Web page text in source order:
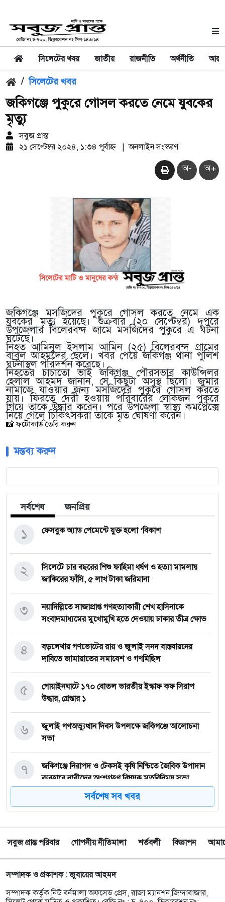
সিলেটের খবর জাতীয় রাজনীতি অর্থনীতি
/ সিলেটের খবর
জকিগঞ্জে পুকুরে গোসল করতে নেমে যুবকের
মৃত্যু
সবুজ প্রান্ত
২১ সেপ্টেম্বর ২০২৪, ১:৩৪ পূর্বাহ্ন
অনলাইন সংস্করণ
অ- অ+
জকিগঞ্জে মসজিদের পুকুরে গোসল করতে নেমে এক
যুবকের মৃত্যু হয়েছে। শুক্রবার (২০ সেপ্টেম্বর) দুপুরে
উপজেলার বিলেরবন্দ জামে মসজিদের পুকুরে এ ঘটনা
ঘটেছে।
নিহত আমিনুল ইসলাম আমিন (২৫) বিলেরবন্দ গ্রামের
বাবুল আহমদের ছেলে। খবর পেয়ে জকিগঞ্জ থানা পুলিশ
ঘটনাস্থল পরিদর্শন করেছে।
নিহতের চাচাতো ভাই জকিগঞ্জ পৌরসভার কাউন্সিলর
হেলাল আহমদ জানান, সে কিছুটা অসুস্থ ছিলো। জুমার
নামাজে যাওয়ার জন্য মসজিদের পুকুরে গোসল করতে
যায়। ফিরতে দেরী হওয়ায় পরিবারের লোকজন পুকুরে
গিয়ে তাকে উদ্ধার করেন। পরে উপজেলা স্বাস্থ্য কমপ্লেক্সে
নিয়ে গেলে চিকিৎসকরা তাকে মৃত ঘোষণা করেন।
📸 ফটোকার্ড তৈরি করুন
মন্তব্য করুন
সর্বশেষ জনপ্রিয়
ফেসবুক অ্যাড পেমেন্টে যুক্ত হলো ‘বিকাশ
১
সিলেটে চার বছরের শিশু ফাহিমা ধর্ষণ ও হত্যা মামলায়
জাকিরের ফাঁসি, ৫ লাখ টাকা জরিমানা
২
নয়াদিল্লিতে সাজাপ্রাপ্ত গণহত্যাকারী শেখ হাসিনাকে
সংবাদমাধ্যমের মুখোমুখি হতে দেওয়ায় ঢাকার তীব্র ক্ষোভ
৩
বড়লেখায় গণভোটের রায় ও জুলাই সনদ বাস্তবায়নের
দাবিতে জামায়াতের সমাবেশ ও গণমিছিল
৪
গোয়াইনঘাটে ১৭০ বোতল ভারতীয় ইস্কাফ কফ সিরাপ
উদ্ধার, গ্রেপ্তার ১
৫
জুলাই গণঅভ্যুত্থান দিবস উপলক্ষে জকিগঞ্জে আলোচনা
সভা
৬
জকিগঞ্জে নিরাপদ ও টেকসই কৃষি নিশ্চিতে জৈবিক উপাদান
ব্যবহারে নারীদের অংশগ্রহণ বিষয়ক মতবিনিময় সভা
৭
টাঙ্গুয়ার হাওর অবৈধভাবে অনুপ্রবেশের দায়ে ৬ হাউসবোটে
৮
সেপ্টেম্বর থেকে সিলেট ওসমানী বিমানবন্দরে ফের বিদেশি
ফ্লাইট চালু করছে সালামএয়ার
৯
জকিগঞ্জে প্রাইম মিনিস্টার্স গোল্ডকাপ ফুটবল টুর্নামেন্ট
উপলক্ষে প্রস্তুতিমূলক সভা
১০
সর্বশেষ সব খবর
সবুজ প্রান্ত পরিবার গোপনীয় নীতিমালা শর্তবলী বিজ্ঞাপন
সম্পাদক ও প্রকাশক : জুবায়ের আহমদ
সম্পাদক কর্তৃক নিউ বর্নমালা অফসেড প্রেস, রাজা ম্যানশন,জিন্দাবাজার,